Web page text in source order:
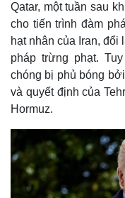
Qatar, một tuần sau
cho tiến trình đàm
hạt nhân của Iran,
pháp trừng phạt.
chóng bị phủ bóng
và quyết định của
Hormuz.